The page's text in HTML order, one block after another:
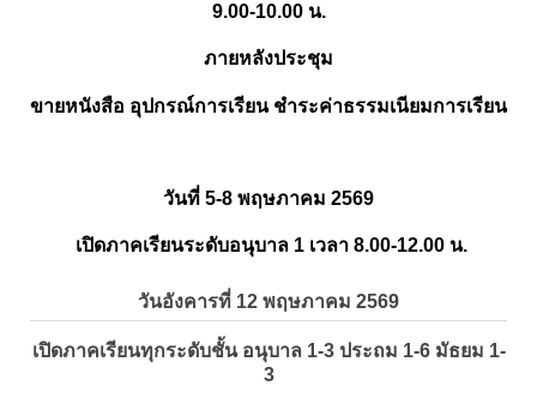
9.00-10.00 น.
ภายหลังประชุม
ขายหนังสือ อุปกรณ์การเรียน ชำระค่าธรรมเนียมการเรียน
วันที่ 5-8 พฤษภาคม 2569
เปิดภาคเรียนระดับอนุบาล 1 เวลา 8.00-12.00 น.
วันอังคารที่ 12 พฤษภาคม 2569
เปิดภาคเรียนทุกระดับชั้น อนุบาล 1-3 ประถม 1-6 มัธยม 1-
3